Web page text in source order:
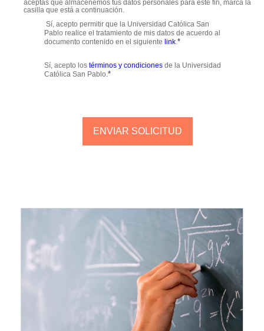
aceptas que almacenemos tus datos personales para este fin, marca la
casilla que está a continuación.
Sí, acepto permitir que la Universidad Católica San
Pablo realice el tratamiento de mis datos de acuerdo al
documento contenido en el siguiente link.*
Sí, acepto los términos y condicionesde la Universidad
Católica San Pablo.*